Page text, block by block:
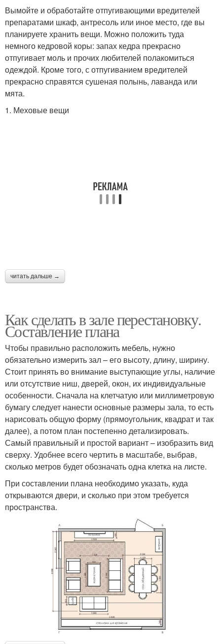
Вымойте и обработайте отпугивающими вредителей
препаратами шкаф, антресоль или иное место, где вы
планируете хранить вещи. Можно положить туда
немного кедровой коры: запах кедра прекрасно
отпугивает моль и прочих любителей полакомиться
одеждой. Кроме того, с отпугиванием вредителей
прекрасно справятся сушеная полынь, лаванда или
мята.
1. Меховые вещи
читать дальше →
Как сделать в зале перестановку.
Составление плана
Чтобы правильно расположить мебель, нужно
обязательно измерить зал – его высоту, длину, ширину.
Стоит принять во внимание выступающие углы, наличие
или отсутствие ниш, дверей, окон, их индивидуальные
особенности. Сначала на клетчатую или миллиметровую
бумагу следует нанести основные размеры зала, то есть
нарисовать общую форму (прямоугольник, квадрат и так
далее), а потом план постепенно детализировать.
Самый правильный и простой вариант – изобразить вид
сверху. Удобнее всего чертить в масштабе, выбрав,
сколько метров будет обозначать одна клетка на листе.
При составлении плана необходимо указать, куда
открываются двери, и сколько при этом требуется
пространства.